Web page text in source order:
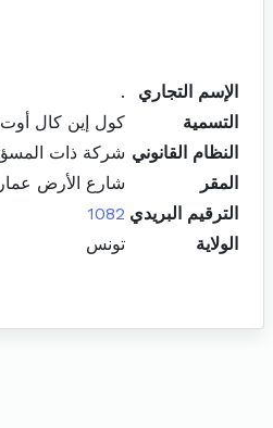
الإسم التجاري
.
التسمية
كول إين كال أوت
النظام القانوني شركة ذات
المقر
شارع الأرض عمارة ياسمين تاور
الترقيم البريدي 1082
الولاية
تونس